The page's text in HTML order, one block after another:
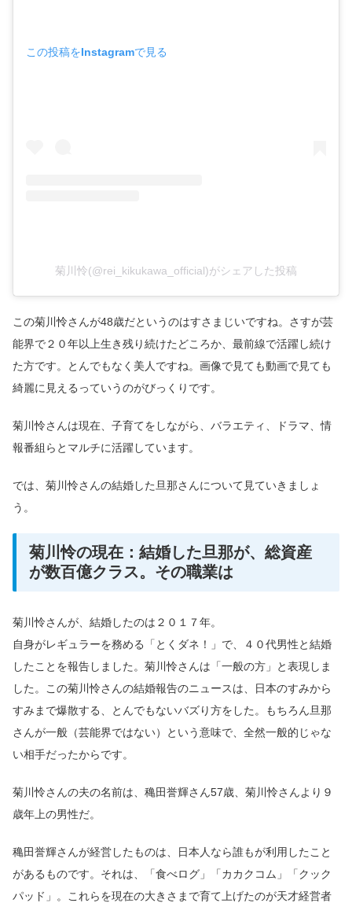
この投稿をInstagramで見る
菊川怜(@rei_kikukawa_official)がシェアした投稿
この菊川怜さんが48歳だというのはすさまじいですね。さすが芸
能界で２０年以上生き残り続けたどころか、最前線で活躍し続け
た方です。とんでもなく美人ですね。画像で見ても動画で見ても
綺麗に見えるっていうのがびっくりです。
菊川怜さんは現在、子育てをしながら、バラエティ、ドラマ、情
報番組らとマルチに活躍しています。
では、菊川怜さんの結婚した旦那さんについて見ていきましょ
う。
菊川怜の現在：結婚した旦那が、総資産
が数百億クラス。その職業は
菊川怜さんが、結婚したのは２０１７年。
自身がレギュラーを務める「とくダネ！」で、４０代男性と結婚
したことを報告しました。菊川怜さんは「一般の方」と表現しま
した。この菊川怜さんの結婚報告のニュースは、日本のすみから
すみまで爆散する、とんでもないバズり方をした。もちろん旦那
さんが一般（芸能界ではない）という意味で、全然一般的じゃな
い相手だったからです。
菊川怜さんの夫の名前は、穐田誉輝さん57歳、菊川怜さんより９
歳年上の男性だ。
穐田誉輝さんが経営したものは、日本人なら誰もが利用したこと
があるものです。それは、「食べログ」「カカクコム」「クック
パッド」。これらを現在の大きさまで育て上げたのが天才経営者